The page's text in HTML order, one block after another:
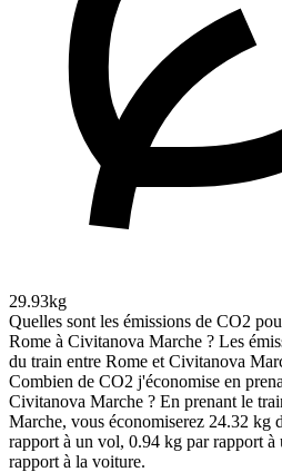
29.93kg
Quelles sont les émissions de CO2
Rome à Civitanova Marche ? Les
du train entre Rome et Civitanova
Combien de CO2 j'économise en
Civitanova Marche ? En prenant le
Marche, vous économiserez 24.32 kg
rapport à un vol, 0.94 kg par rapport à
rapport à la voiture.